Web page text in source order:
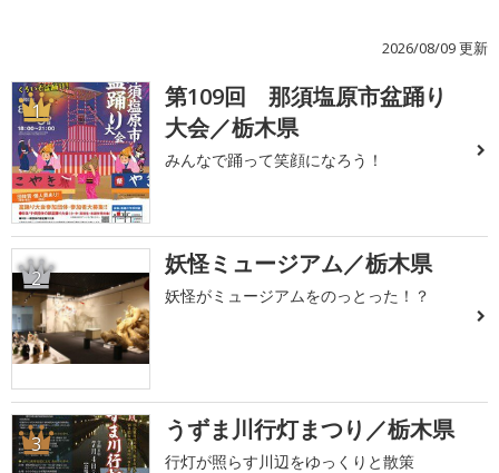
2026/08/09 更新
1
第109回 那須塩原市盆踊り
大会／栃木県
みんなで踊って笑顔になろう！
2 妖怪ミュージアム／栃木県
妖怪がミュージアムをのっとった！？
3 うずま川行灯まつり／栃木県
行灯が照らす川辺をゆっくりと散策